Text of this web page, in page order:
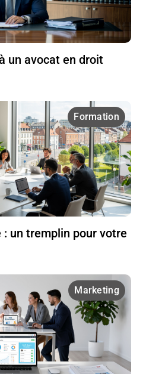
un avocat en droit
Formation
un tremplin pour votre
Marketing